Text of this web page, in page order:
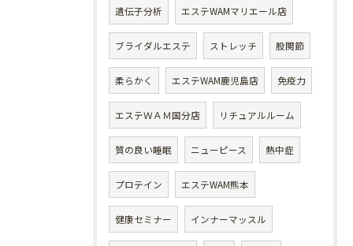
遺伝子分析 エステWAMマリエール店
ブライダルエステ ストレッチ 股関節
柔らかく エステWAM鹿児島店 免疫力
エステＷＡＭ国分店 リチュアルルーム
質の良い睡眠 ニューピース 熱中症
プロテイン エステWAM熊本
健康セミナー インナーマッスル